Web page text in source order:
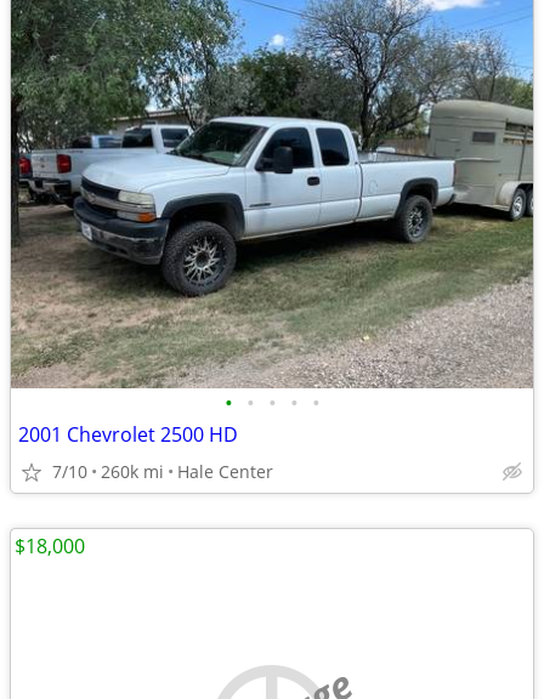
• • • • •
2001 Chevrolet 2500 HD
7/10 260k mi Hale Center
$18,000